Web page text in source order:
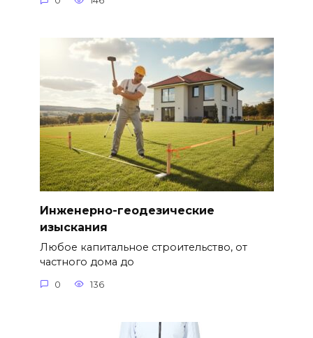
Инженерно-геодезические
изыскания
Любое капитальное строительство, от
частного дома до
0 136